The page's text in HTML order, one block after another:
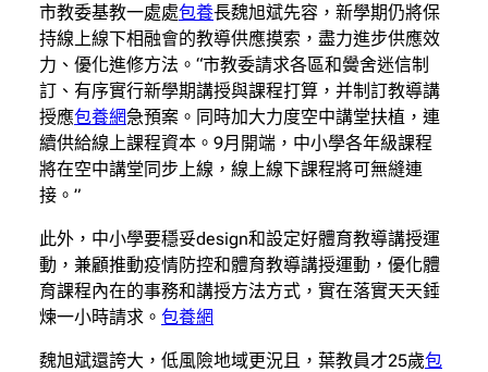
市教委基教一處處包養長魏旭斌先容，新學期仍將保
持線上線下相融會的教導供應摸索，盡力進步供應效
力、優化進修方法。“市教委請求各區和黌舍迷信制
訂、有序實行新學期講授與課程打算，并制訂教導講
授應包養網急預案。同時加大力度空中講堂扶植，連
續供給線上課程資本。9月開端，中小學各年級課程
將在空中講堂同步上線，線上線下課程將可無縫連
接。”
此外，中小學要穩妥design和設定好體育教導講授運
動，兼顧推動疫情防控和體育教導講授運動，優化體
育課程內在的事務和講授方法方式，實在落實天天錘
煉一小時請求。 包養網
魏旭斌還誇大，低風險地域更況且，葉教員才25歲包